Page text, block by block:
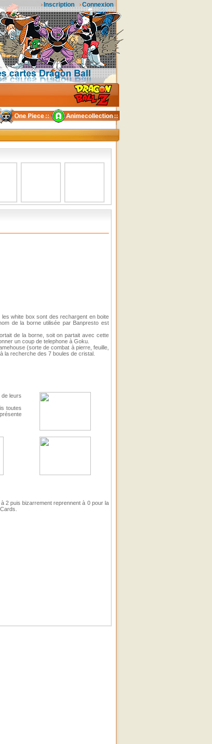
Connexion
Inscription
white box sont des rechargent en boite
de la borne utilisée par Banpresto est
de la borne, soit on partait avec cette
un coup de telephone à Goku.
(sorte de combat à pierre, feuille,
la recherche des 7 boules de cristal.
leurs
toutes
2 puis bizarrement reprennent à 0 pour la